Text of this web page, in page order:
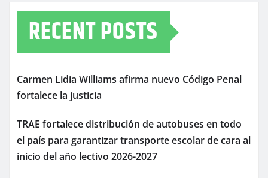
RECENT POSTS
Carmen Lidia Williams afirma nuevo Código Penal
fortalece la justicia
TRAE fortalece distribución de autobuses en todo
el país para garantizar transporte escolar de cara al
inicio del año lectivo 2026-2027